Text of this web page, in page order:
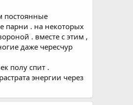
постоянные
парни . на некоторых
. вместе с этим ,
даже чересчур
полу спит .
энергии через